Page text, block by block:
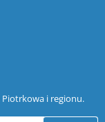
Piotrkowa i regionu.